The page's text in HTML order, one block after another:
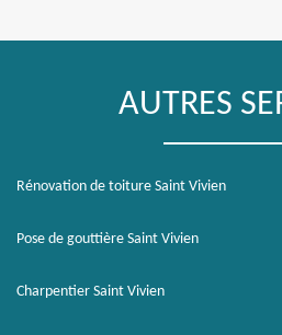
AUTRES
Rénovation de toiture Saint Vivien
Pose de gouttière Saint Vivien
Charpentier Saint Vivien